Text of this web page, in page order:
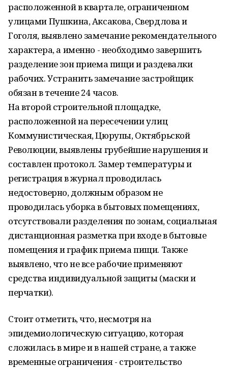
расположенной в квартале, ограниченном
улицами Пушкина, Аксакова, Свердлова и
Гоголя, выявлено замечание рекомендательного
характера, а именно - необходимо завершить
разделение зон приема пищи и раздевалки
рабочих. Устранить замечание застройщик
обязан в течение 24 часов.
На второй строительной площадке,
расположенной на пересечении улиц
Коммунистическая, Цюрупы, Октябрьской
Революции, выявлены грубейшие нарушения и
составлен протокол. Замер температуры и
регистрация в журнал проводилась
недостоверно, должным образом не
проводилась уборка в бытовых помещениях,
отсутствовали разделения по зонам, социальная
дистанционная разметка при входе в бытовые
помещения и график приема пищи. Также
выявлено, что не все рабочие применяют
средства индивидуальной защиты (маски и
перчатки).
Стоит отметить, что, несмотря на
эпидемиологическую ситуацию, которая
сложилась в мире и в нашей стране, а также
временные ограничения - строительство